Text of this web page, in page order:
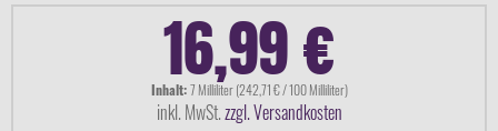
16,99 €
Inhalt:7 Milliliter (242,71 € / 100 Milliliter)
inkl. MwSt.zzgl. Versandkosten